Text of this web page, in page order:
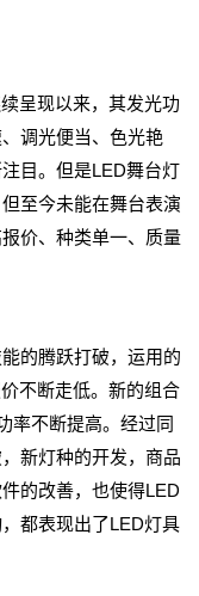
呈现以来，其发光功
调光便当、色光艳
目。但是LED舞台灯
至今未能在舞台表演
价、种类单一、质量
的腾跃打破，运用的
不断走低。新的组合
率不断提高。经过同
新灯种的开发，商品
的改善，也使得LED
都表现出了LED灯具